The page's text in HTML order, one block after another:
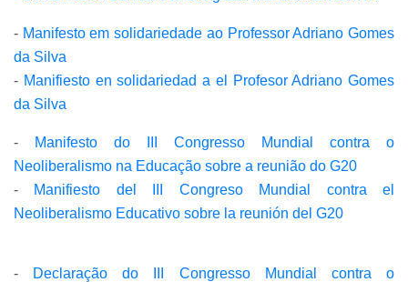
- Manifesto em solidariedade ao Professor Adriano Gomes
da Silva
- Manifiesto en solidariedad a el Profesor Adriano Gomes
da Silva
-
Manifesto do III Congresso Mundial contra o
Neoliberalismo na Educação sobre a reunião do G20
- Manifiesto del III Congreso Mundial contra el
Neoliberalismo Educativo sobre la reunión del G20
-
Declaração do III Congresso Mundial contra o